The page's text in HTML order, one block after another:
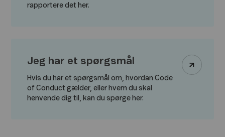
rapportere det her.
Jeg har et spørgsmål
Hvis du har et spørgsmål om, hvordan Code
of Conduct gælder, eller hvem du skal
henvende dig til, kan du spørge her.